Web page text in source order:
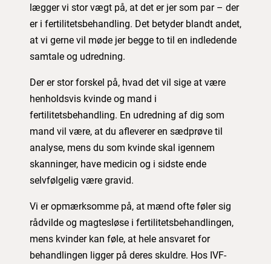
lægger vi stor vægt på, at det er jer som par – der
er i fertilitetsbehandling. Det betyder blandt andet,
at vi gerne vil møde jer begge to til en indledende
samtale og udredning.
Der er stor forskel på, hvad det vil sige at være
henholdsvis kvinde og mand i
fertilitetsbehandling. En udredning af dig som
mand vil være, at du afleverer en sædprøve til
analyse, mens du som kvinde skal igennem
skanninger, have medicin og i sidste ende
selvfølgelig være gravid.
Vi er opmærksomme på, at mænd ofte føler sig
rådvilde og magtesløse i fertilitetsbehandlingen,
mens kvinder kan føle, at hele ansvaret for
behandlingen ligger på deres skuldre. Hos IVF-